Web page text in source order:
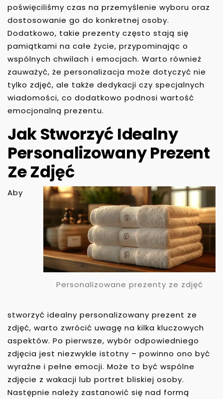
poświęciliśmy czas na przemyślenie wyboru oraz
dostosowanie go do konkretnej osoby.
Dodatkowo, takie prezenty często stają się
pamiątkami na całe życie, przypominając o
wspólnych chwilach i emocjach. Warto również
zauważyć, że personalizacja może dotyczyć nie
tylko zdjęć, ale także dedykacji czy specjalnych
wiadomości, co dodatkowo podnosi wartość
emocjonalną prezentu.
Jak Stworzyć Idealny
Personalizowany Prezent
Ze Zdjęć
Personalizowane prezenty ze zdjęć
Aby
stworzyć idealny personalizowany prezent ze
zdjęć, warto zwrócić uwagę na kilka kluczowych
aspektów. Po pierwsze, wybór odpowiedniego
zdjęcia jest niezwykle istotny – powinno ono być
wyraźne i pełne emocji. Może to być wspólne
zdjęcie z wakacji lub portret bliskiej osoby.
Następnie należy zastanowić się nad formą